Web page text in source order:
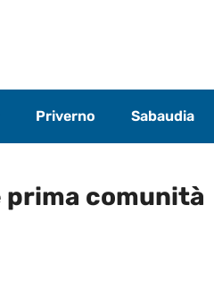
Priverno Sabaudia
prima comunità